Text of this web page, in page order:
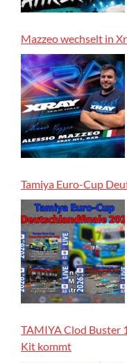
Mazzeo wechselt in
Tamiya Euro-Cup
TAMIYA Clod Buster
Kit kommt